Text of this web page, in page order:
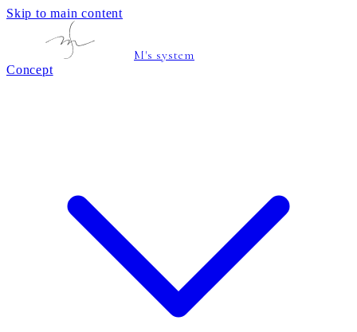
Skip to main content
M's system
Concept